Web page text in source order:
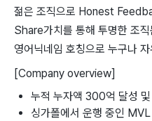
젊은 조직으로 Honest
Share가치를 통해 투명한 조직
영어닉네임 호칭으로 누구나
[Company overview]
누적 누자액 300억 달성
싱가폴에서 운행 중인